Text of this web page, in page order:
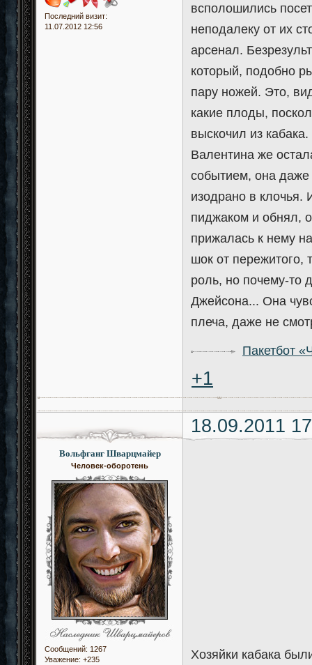
Последний визит:
11.07.2012 12:56
всполошились
неподалеку от их
арсенал.
который, подобно
пару ножей. Это,
какие плоды,
выскочил из кабака.
Валентина же
событием, она даже
изодрано в клочья.
пиджаком и обнял,
прижалась к нему
шок от пережитого,
роль, но почему-то
Джейсона... Она
плеча, даже не
Пакетбот
+1
18.09.2011
Вольфганг Шварцмайер
Человек-оборотень
Сообщений: 1267
Уважение: +235
Хозяйки кабака